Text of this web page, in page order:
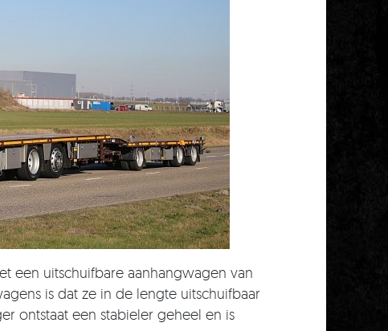
een uitschuifbare aanhangwagen van
is dat ze in de lengte uitschuifbaar
ontstaat een stabieler geheel en is